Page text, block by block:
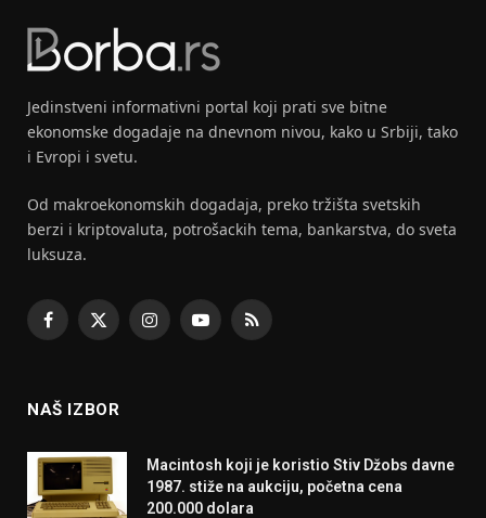
Jedinstveni informativni portal koji prati sve bitne
ekonomske dogadaje na dnevnom nivou, kako u Srbiji, tako
i Evropi i svetu.
Od makroekonomskih dogadaja, preko tržišta svetskih
berzi i kriptovaluta, potrošackih tema, bankarstva, do sveta
luksuza.
Facebook
X
InstagramYouTubeRSS
NAŠ IZBOR
Macintosh koji je koristio Stiv Džobs davne
1987. stiže na aukciju, početna cena
200.000 dolara